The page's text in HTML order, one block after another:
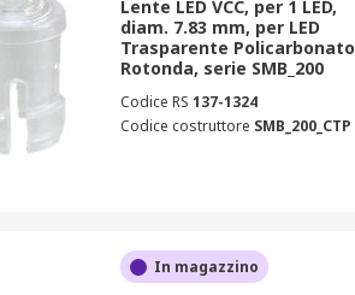
Lente LED VCC, per 1 LED,
diam. 7.83 mm, per LED
Trasparente Policarbonato
Rotonda, serie SMB_200
Codice RS 137-1324
Codice costruttore SMB_200_CTP
In magazzino